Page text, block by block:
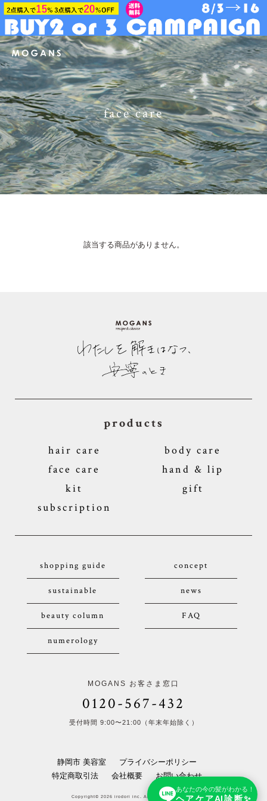
あなたの今の髪がわかる！
ヘアケアAI診断✨
face care
該当する商品がありません。
products
hair care
body care
face care
hand & lip
kit
gift
subscription
shopping guide concept
sustainable news
beauty column FAQ
numerology
MOGANS お客さま窓口
0120-567-432
受付時間 9:00〜21:00（年末年始除く）
静岡市 美容室
プライバシーポリシー
特定商取引法
会社概要 お問い合わせ
Copyright© 2026 irodori inc. All Rights Reserved.